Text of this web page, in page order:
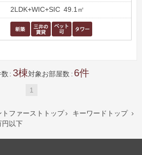
2LDK+WIC+SIC 49.1㎡
3 対象お部屋数 6
1
トファーストトップ  キーワードトップ 
以下